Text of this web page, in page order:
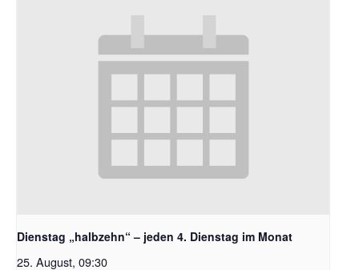
Dienstag „halbzehn“ – jeden 4. Dienstag im Monat
25. August, 09:30